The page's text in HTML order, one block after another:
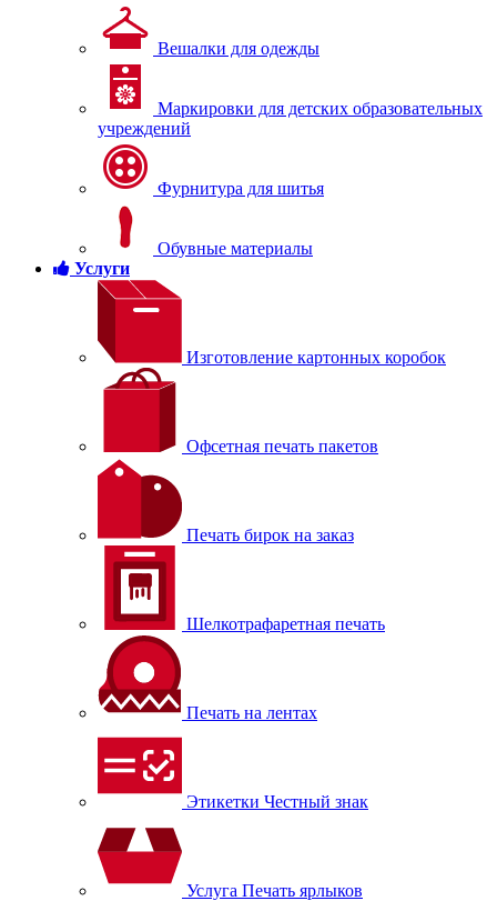
Вешалки для одежды
Маркировки для детских образовательных
учреждений
Фурнитура для шитья
Обувные материалы
Услуги
Изготовление картонных коробок
Офсетная печать пакетов
Печать бирок на заказ
Шелкотрафаретная печать
Печать на лентах
Этикетки Честный знак
Услуга Печать ярлыков